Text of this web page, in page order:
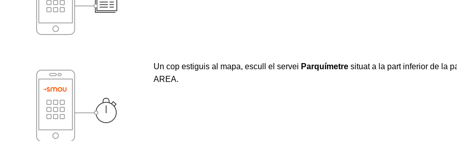
Un cop estiguis al mapa, escull el servei Parquímetre situat a la part inferior de la
AREA.